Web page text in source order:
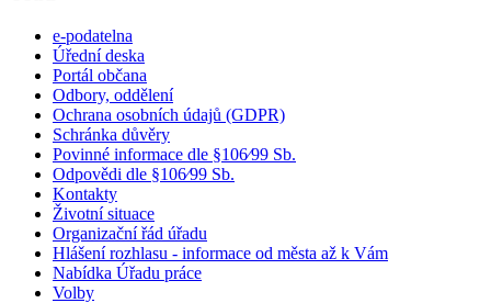
e-podatelna
Úřední deska
Portál občana
Odbory, oddělení
Ochrana osobních údajů (GDPR)
Schránka důvěry
Povinné informace dle §106⁄99 Sb.
Odpovědi dle §106⁄99 Sb.
Kontakty
Životní situace
Organizační řád úřadu
Hlášení rozhlasu - informace od města až k Vám
Nabídka Úřadu práce
Volby